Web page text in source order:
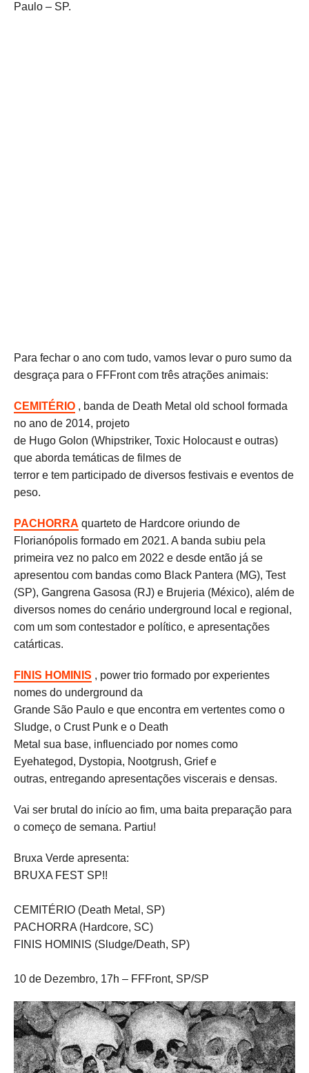
Paulo – SP.
Para fechar o ano com tudo, vamos levar o puro sumo da
desgraça para o FFFront com três atrações animais:
CEMITÉRIO , banda de Death Metal old school formada
no ano de 2014, projeto
de Hugo Golon (Whipstriker, Toxic Holocaust e outras)
que aborda temáticas de filmes de
terror e tem participado de diversos festivais e eventos de
peso.
PACHORRA quarteto de Hardcore oriundo de
Florianópolis formado em 2021. A banda subiu pela
primeira vez no palco em 2022 e desde então já se
apresentou com bandas como Black Pantera (MG), Test
(SP), Gangrena Gasosa (RJ) e Brujeria (México), além de
diversos nomes do cenário underground local e regional,
com um som contestador e político, e apresentações
catárticas.
FINIS HOMINIS , power trio formado por experientes
nomes do underground da
Grande São Paulo e que encontra em vertentes como o
Sludge, o Crust Punk e o Death
Metal sua base, influenciado por nomes como
Eyehategod, Dystopia, Nootgrush, Grief e
outras, entregando apresentações viscerais e densas.
Vai ser brutal do início ao fim, uma baita preparação para
o começo de semana. Partiu!
Bruxa Verde apresenta:
BRUXA FEST SP!!
CEMITÉRIO (Death Metal, SP)
PACHORRA (Hardcore, SC)
FINIS HOMINIS (Sludge/Death, SP)
10 de Dezembro, 17h – FFFront, SP/SP